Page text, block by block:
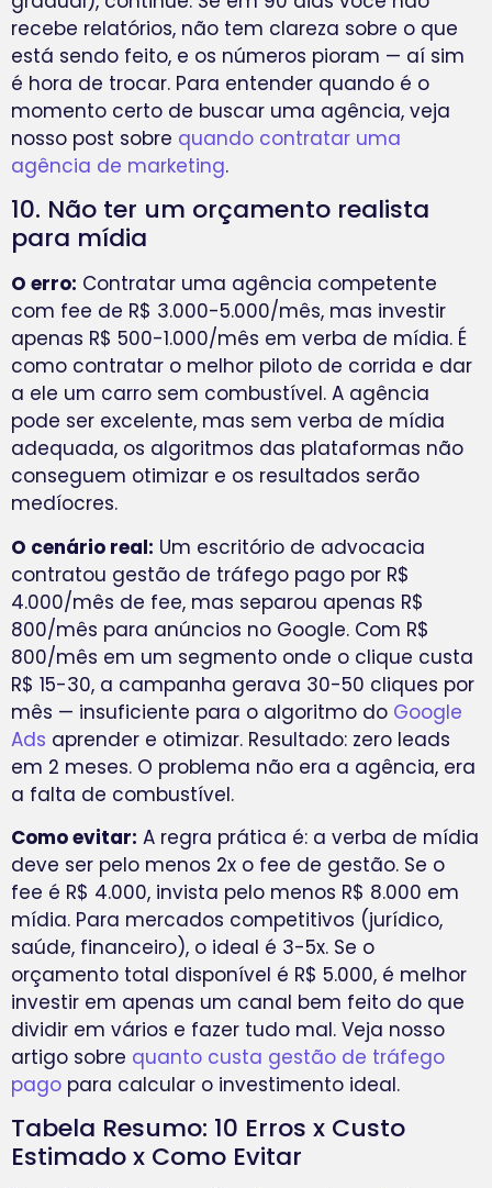
recebe relatórios, não tem clareza sobre o que
está sendo feito, e os números pioram — aí sim
é hora de trocar. Para entender quando é o
momento certo de buscar uma agência, veja
nosso post sobre quando contratar uma
agência de marketing.
10. Não ter um orçamento realista
para mídia
O erro: Contratar uma agência competente
com fee de R$ 3.000-5.000/mês, mas investir
apenas R$ 500-1.000/mês em verba de mídia. É
como contratar o melhor piloto de corrida e dar
a ele um carro sem combustível. A agência
pode ser excelente, mas sem verba de mídia
adequada, os algoritmos das plataformas não
conseguem otimizar e os resultados serão
medíocres.
O cenário real: Um escritório de advocacia
contratou gestão de tráfego pago por R$
4.000/mês de fee, mas separou apenas R$
800/mês para anúncios no Google. Com R$
800/mês em um segmento onde o clique custa
R$ 15-30, a campanha gerava 30-50 cliques por
mês — insuficiente para o algoritmo do Google
Ads aprender e otimizar. Resultado: zero leads
em 2 meses. O problema não era a agência, era
a falta de combustível.
Como evitar: A regra prática é: a verba de mídia
deve ser pelo menos 2x o fee de gestão. Se o
fee é R$ 4.000, invista pelo menos R$ 8.000 em
mídia. Para mercados competitivos (jurídico,
saúde, financeiro), o ideal é 3-5x. Se o
orçamento total disponível é R$ 5.000, é melhor
investir em apenas um canal bem feito do que
dividir em vários e fazer tudo mal. Veja nosso
artigo sobre quanto custa gestão de tráfego
pago para calcular o investimento ideal.
Tabela Resumo: 10 Erros x Custo
Estimado x Como Evitar